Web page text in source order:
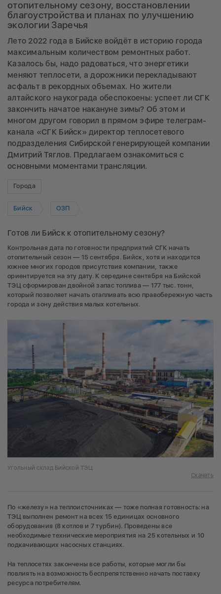
отопительному сезону, восстановлении
благоустройства и планах по улучшению
экологии Заречья
Лето 2022 года в Бийске войдёт в историю города
максимальным количеством ремонтных работ.
Казалось бы, надо радоваться, что энергетики
меняют теплосети, а дорожники перекладывают
асфальт в рекордных объемах. Но жители
алтайского наукограда обеспокоены: успеет ли СГК
закончить начатое накануне зимы? Об этом и
многом другом говорил в прямом эфире телеграм-
канала «СГК Бийск» директор теплосетевого
подразделения Сибирской генерирующей компании
Дмитрий Тяглов. Предлагаем ознакомиться с
основными моментами трансляции.
Города
Бийск ОЗП
Готов ли Бийск к отопительному сезону?
Контрольная дата по готовности предприятий СГК начать
отопительный сезон — 15 сентября. Бийск, хотя и находится
южнее многих городов присутствия компании, также
ориентируется на эту дату. К середине сентября на Бийской
ТЭЦ сформирован двойной запас топлива — 177 тыс. тонн,
который позволяет начать отапливать всю правобережную часть
города и зону действия малых котельных.
Угольный склад Бийской ТЭЦ
Скачать
По «железу» на теплоисточниках — тоже полная готовность: на
ТЭЦ выполнен ремонт на всех 15 единицах основного
оборудования (8 котлов и 7 турбин). Проведены все
необходимые технические мероприятия на 25 котельных и 10
подкачивающих насосных станциях.
На теплосетях закончены все работы, которые могли бы
повлиять на возможность беспрепятственно начать поставку
ресурса потребителям.